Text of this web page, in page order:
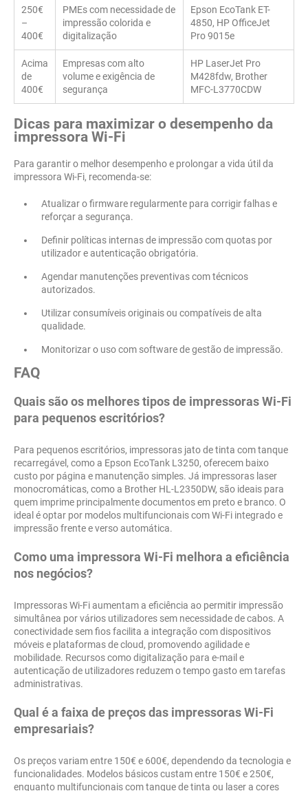
250€
–
400€
PMEs com necessidade de
impressão colorida e
digitalização
Epson EcoTank ET-
4850, HP OfficeJet
Pro 9015e
Acima
de
400€
Empresas com alto
volume e exigência de
segurança
HP LaserJet Pro
M428fdw, Brother
MFC-L3770CDW
Dicas para maximizar o desempenho da
impressora Wi-Fi
Para garantir o melhor desempenho e prolongar a vida útil da
impressora Wi-Fi, recomenda-se:
Atualizar o firmware regularmente para corrigir falhas e
reforçar a segurança.
Definir políticas internas de impressão com quotas por
utilizador e autenticação obrigatória.
Agendar manutenções preventivas com técnicos
autorizados.
Utilizar consumíveis originais ou compatíveis de alta
qualidade.
Monitorizar o uso com software de gestão de impressão.
FAQ
Quais são os melhores tipos de impressoras Wi-Fi
para pequenos escritórios?
Para pequenos escritórios, impressoras jato de tinta com tanque
recarregável, como a Epson EcoTank L3250, oferecem baixo
custo por página e manutenção simples. Já impressoras laser
monocromáticas, como a Brother HL-L2350DW, são ideais para
quem imprime principalmente documentos em preto e branco. O
ideal é optar por modelos multifuncionais com Wi-Fi integrado e
impressão frente e verso automática.
Como uma impressora Wi-Fi melhora a eficiência
nos negócios?
Impressoras Wi-Fi aumentam a eficiência ao permitir impressão
simultânea por vários utilizadores sem necessidade de cabos. A
conectividade sem fios facilita a integração com dispositivos
móveis e plataformas de cloud, promovendo agilidade e
mobilidade. Recursos como digitalização para e-mail e
autenticação de utilizadores reduzem o tempo gasto em tarefas
administrativas.
Qual é a faixa de preços das impressoras Wi-Fi
empresariais?
Os preços variam entre 150€ e 600€, dependendo da tecnologia e
funcionalidades. Modelos básicos custam entre 150€ e 250€,
enquanto multifuncionais com tanque de tinta ou laser a cores